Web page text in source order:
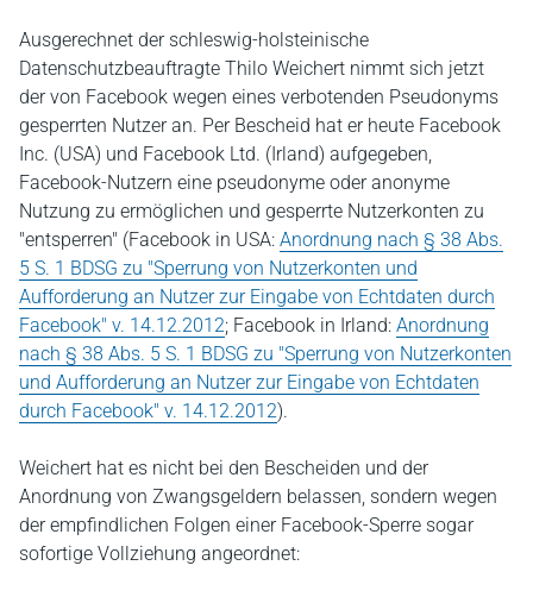
Ausgerechnet der schleswig-holsteinische
Datenschutzbeauftragte Thilo Weichert nimmt sich jetzt
der von Facebook wegen eines verbotenden Pseudonyms
gesperrten Nutzer an. Per Bescheid hat er heute Facebook
Inc. (USA) und Facebook Ltd. (Irland) aufgegeben,
Facebook-Nutzern eine pseudonyme oder anonyme
Nutzung zu ermöglichen und gesperrte Nutzerkonten zu
"entsperren" (Facebook in USA: Anordnung nach § 38 Abs.
5 S. 1 BDSG zu "Sperrung von Nutzerkonten und
Aufforderung an Nutzer zur Eingabe von Echtdaten durch
Facebook" v. 14.12.2012; Facebook in Irland: Anordnung
nach § 38 Abs. 5 S. 1 BDSG zu "Sperrung von Nutzerkonten
und Aufforderung an Nutzer zur Eingabe von Echtdaten
durch Facebook" v. 14.12.2012).
Weichert hat es nicht bei den Bescheiden und der
Anordnung von Zwangsgeldern belassen, sondern wegen
der empfindlichen Folgen einer Facebook-Sperre sogar
sofortige Vollziehung angeordnet: